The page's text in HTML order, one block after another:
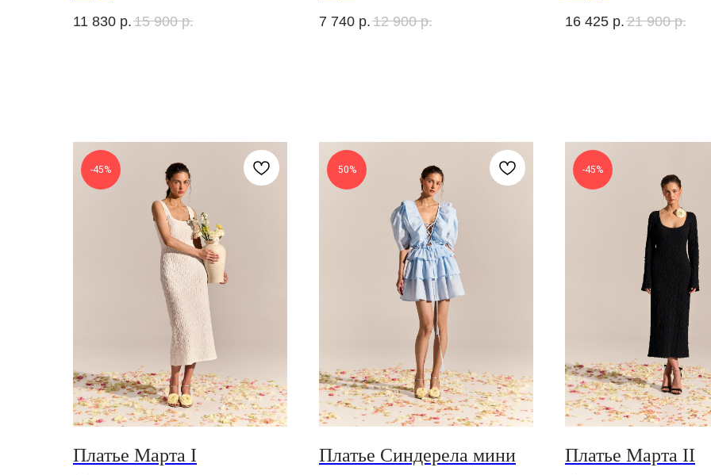
11 830 р. 15 900 р. 7 740 р. 12 900 р. 16 425 р. 21 900 р.
-45%
Платье Марта I
50%
Платье Синдерела мини
-45%
Платье Марта II